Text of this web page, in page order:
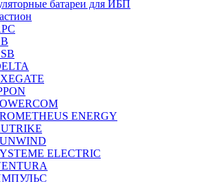
батареи для ИБП
ENERGY
ELECTRIC